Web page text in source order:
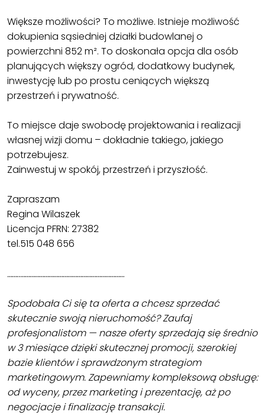
Większe możliwości? To możliwe. Istnieje możliwość
dokupienia sąsiedniej działki budowlanej o
powierzchni 852 m². To doskonała opcja dla osób
planujących większy ogród, dodatkowy budynek,
inwestycję lub po prostu ceniących większą
przestrzeń i prywatność.
To miejsce daje swobodę projektowania i realizacji
własnej wizji domu – dokładnie takiego, jakiego
potrzebujesz.
Zainwestuj w spokój, przestrzeń i przyszłość.
Zapraszam
Regina Wilaszek
Licencja PFRN: 27382
tel.515 048 656
……..…………………………………………………………
Spodobała Ci się ta oferta a chcesz sprzedać
skutecznie swoją nieruchomość? Zaufaj
profesjonalistom — nasze oferty sprzedają się średnio
w 3 miesiące dzięki skutecznej promocji, szerokiej
bazie klientów i sprawdzonym strategiom
marketingowym. Zapewniamy kompleksową obsługę:
od wyceny, przez marketing i prezentację, aż po
negocjacje i finalizację transakcji.